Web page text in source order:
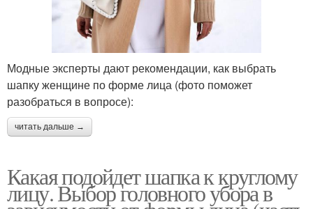
Модные эксперты дают рекомендации, как выбрать
шапку женщине по форме лица (фото поможет
разобраться в вопросе):
читать дальше →
Какая подойдет шапка к круглому
лицу. Выбор головного убора в